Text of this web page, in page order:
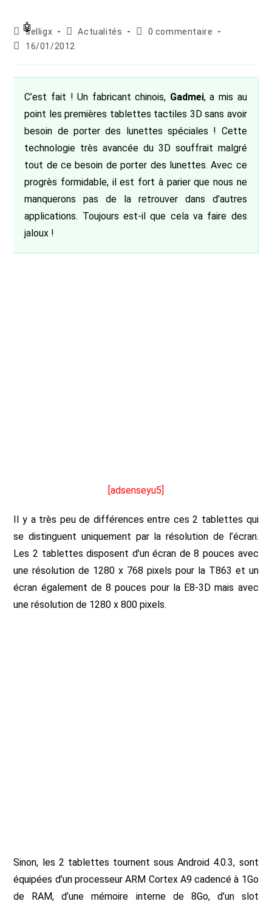
Auteur/autrice
de
selligx
Post
category:
Actualités
Commentaires
0 commentaire
Publication
16/01/2012
C’est fait ! Un fabricant chinois, Gadmei, a mis au
point les premières tablettes tactiles 3D sans avoir
besoin de porter des lunettes spéciales ! Cette
technologie très avancée du 3D souffrait malgré
tout de ce besoin de porter des lunettes. Avec ce
progrès formidable, il est fort à parier que nous ne
manquerons pas de la retrouver dans d’autres
applications. Toujours est-il que cela va faire des
jaloux !
[adsenseyu5]
Il y a très peu de différences entre ces 2 tablettes qui
se distinguent uniquement par la résolution de l’écran.
Les 2 tablettes disposent d’un écran de 8 pouces avec
une résolution de 1280 x 768 pixels pour la T863 et un
écran également de 8 pouces pour la E8-3D mais avec
une résolution de 1280 x 800 pixels.
Sinon, les 2 tablettes tournent sous Android 4.0.3, sont
équipées d’un processeur ARM Cortex A9 cadencé à 1Go
de RAM, d’une mémoire interne de 8Go, d’un slot